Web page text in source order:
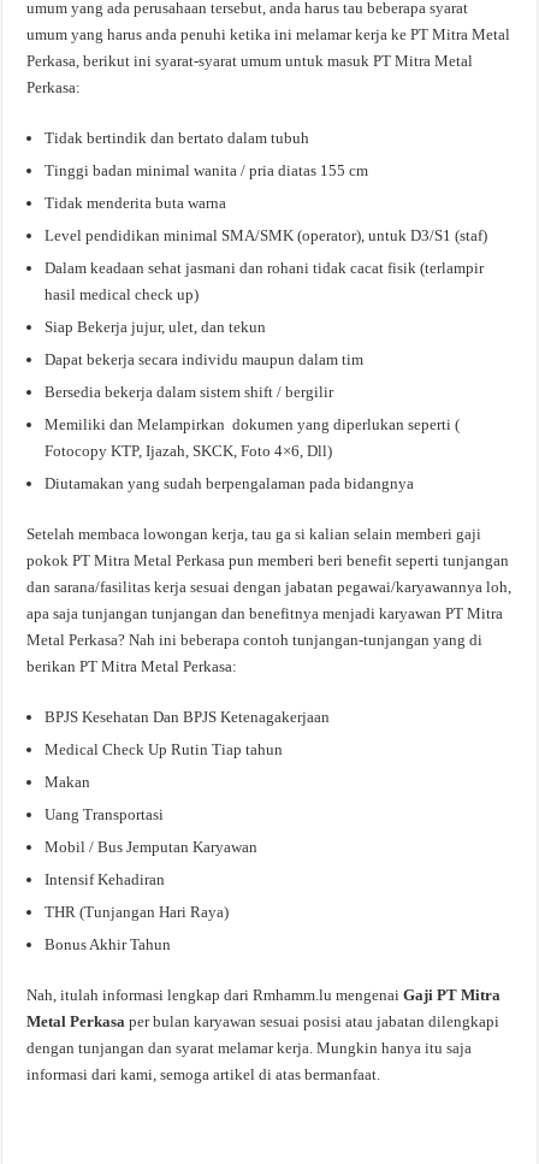
umum yang ada perusahaan tersebut, anda harus tau beberapa syarat
umum yang harus anda penuhi ketika ini melamar kerja ke PT Mitra Metal
Perkasa, berikut ini syarat-syarat umum untuk masuk PT Mitra Metal
Perkasa:
Tidak bertindik dan bertato dalam tubuh
Tinggi badan minimal wanita / pria diatas 155 cm
Tidak menderita buta warna
Level pendidikan minimal SMA/SMK (operator), untuk D3/S1 (staf)
Dalam keadaan sehat jasmani dan rohani tidak cacat fisik (terlampir
hasil medical check up)
Siap Bekerja jujur, ulet, dan tekun
Dapat bekerja secara individu maupun dalam tim
Bersedia bekerja dalam sistem shift / bergilir
Memiliki dan Melampirkan dokumen yang diperlukan seperti (
Fotocopy KTP, Ijazah, SKCK, Foto 4×6, Dll)
Diutamakan yang sudah berpengalaman pada bidangnya
Setelah membaca lowongan kerja, tau ga si kalian selain memberi gaji
pokok PT Mitra Metal Perkasa pun memberi beri benefit seperti tunjangan
dan sarana/fasilitas kerja sesuai dengan jabatan pegawai/karyawannya loh,
apa saja tunjangan tunjangan dan benefitnya menjadi karyawan PT Mitra
Metal Perkasa? Nah ini beberapa contoh tunjangan-tunjangan yang di
berikan PT Mitra Metal Perkasa:
BPJS Kesehatan Dan BPJS Ketenagakerjaan
Medical Check Up Rutin Tiap tahun
Makan
Uang Transportasi
Mobil / Bus Jemputan Karyawan
Intensif Kehadiran
THR (Tunjangan Hari Raya)
Bonus Akhir Tahun
Nah, itulah informasi lengkap dari Rmhamm.lu mengenaiGaji PT Mitra
Metal Perkasaper bulan karyawan sesuai posisi atau jabatan dilengkapi
dengan tunjangan dan syarat melamar kerja. Mungkin hanya itu saja
informasi dari kami, semoga artikel di atas bermanfaat.